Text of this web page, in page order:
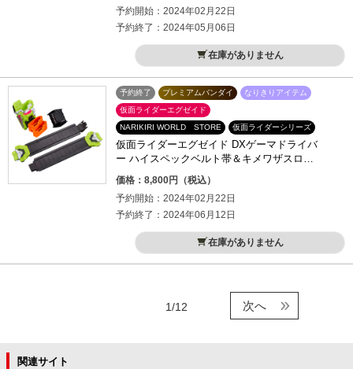
予約開始：2024年02月22日
予約終了：2024年05月06日
在庫がありません
予約終了 プレミアムバンダイ
なりきりアイテム
仮面ライダーエグゼイド
NARIKIRI WORLD STORE
仮面ライダーシリーズ
仮面ライダーエグゼイド DXゲーマドライバ
ー ハイスペックベルト帯＆キメワザスロッ
トホルダー
価格：8,800円（税込）
予約開始：2024年02月22日
予約終了：2024年06月12日
在庫がありません
1/12 次へ
関連サイト